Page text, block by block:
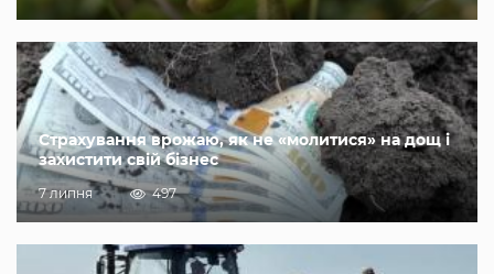
Страхування врожаю, як не «молитися» на дощ і
захистити свій бізнес
7 липня 497